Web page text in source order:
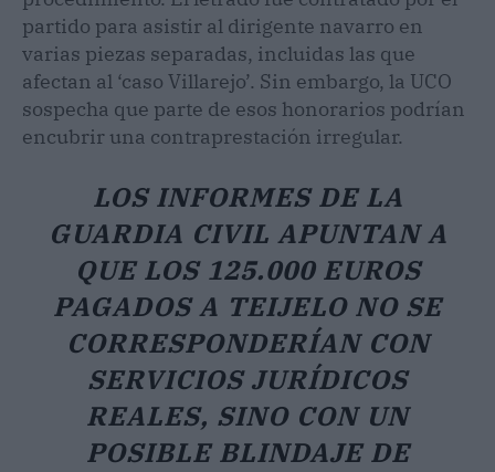
partido para asistir al dirigente navarro en
varias piezas separadas, incluidas las que
afectan al ‘caso Villarejo’. Sin embargo, la UCO
sospecha que parte de esos honorarios podrían
encubrir una contraprestación irregular.
LOS INFORMES DE LA
GUARDIA CIVIL APUNTAN A
QUE LOS 125.000 EUROS
PAGADOS A TEIJELO NO SE
CORRESPONDERÍAN CON
SERVICIOS JURÍDICOS
REALES, SINO CON UN
POSIBLE BLINDAJE DE